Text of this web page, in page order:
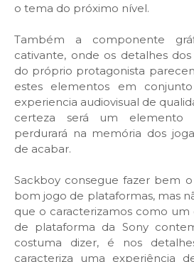
o tema do próximo nível.
Também a componente
cativante, onde os detalhes
do próprio protagonista
estes elementos em
experiencia audiovisual de
certeza será um elemento
perdurará na memória dos
de acabar.
Sackboy consegue fazer bem
bom jogo de plataformas, mas
que o caracterizamos como um
de plataforma da Sony
costuma dizer, é nos
caracteriza uma experiência